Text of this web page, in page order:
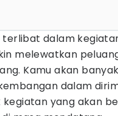
terlibat dalam
melewatkan
Kamu akan banyak
dalam
yang akan